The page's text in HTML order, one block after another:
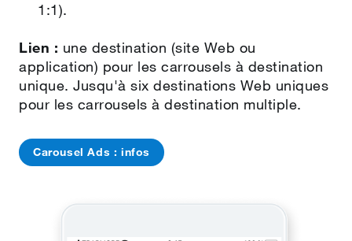
1:1).
Lien : une destination (site Web ou
application) pour les carrousels à destination
unique. Jusqu'à six destinations Web uniques
pour les carrousels à destination multiple.
Carousel Ads : infos